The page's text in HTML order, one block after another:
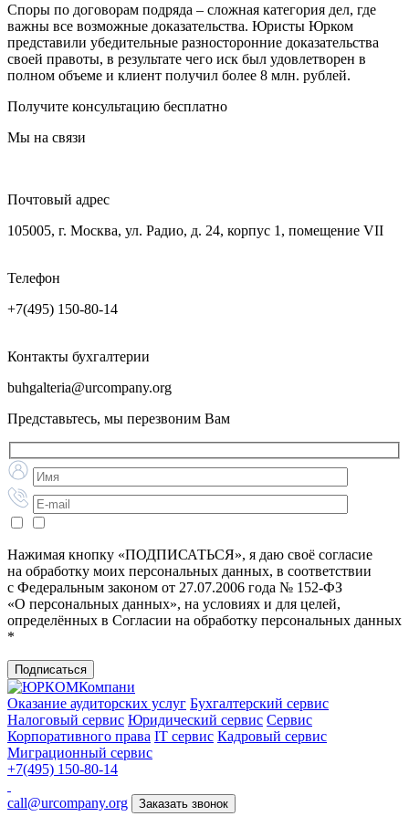
Споры по договорам подряда – сложная категория дел, где
важны все возможные доказательства. Юристы Юрком
представили убедительные разносторонние доказательства
своей правоты, в результате чего иск был удовлетворен в
полном объеме и клиент получил более 8 млн. рублей.
Получите консультацию бесплатно
Мы на связи
Почтовый адрес
105005, г. Москва, ул. Радио, д. 24, корпус 1, помещение VII
Телефон
+7(495) 150-80-14
Контакты бухгалтерии
buhgalteria@urcompany.org
Представьтесь, мы перезвоним Вам
Нажимая кнопку «ПОДПИСАТЬСЯ», я даю своё согласие
на обработку моих персональных данных, в соответствии
с Федеральным законом от 27.07.2006 года № 152-ФЗ
«О персональных данных», на условиях и для целей,
определённых в Согласии на обработку персональных данных
*
Подписаться
Оказание аудиторских услуг Бухгалтерский сервис
Налоговый сервис Юридический сервис Сервис
Корпоративного права IT сервис Кадровый сервис
Миграционный сервис
+7(495) 150-80-14
call@urcompany.org Заказать звонок